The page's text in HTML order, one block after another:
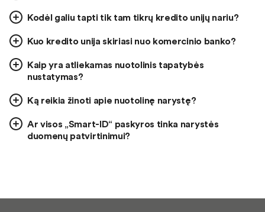
Kodėl galiu tapti tik tam tikrų kredito unijų nariu?
Kuo kredito unija skiriasi nuo komercinio banko?
Kaip yra atliekamas nuotolinis tapatybės
nustatymas?
Ką reikia žinoti apie nuotolinę narystę?
Ar visos „Smart-ID“ paskyros tinka narystės
duomenų patvirtinimui?